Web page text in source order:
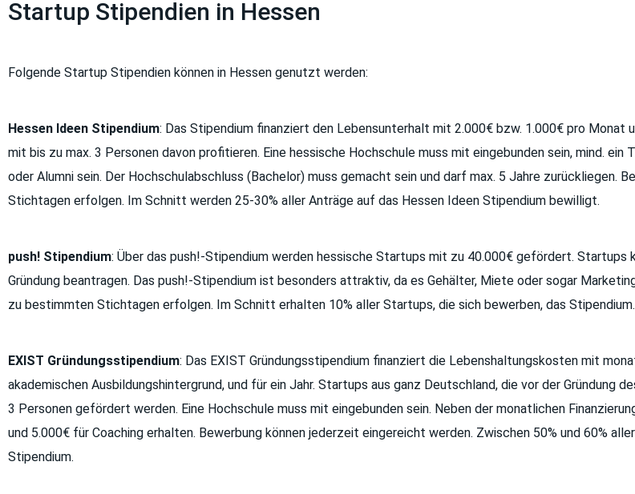
Startup Stipendien in Hessen
Folgende Startup Stipendien können in Hessen genutzt werden:
Hessen Ideen Stipendium: Das Stipendium finanziert den Lebensunterhalt mit 2.000€ bzw. 1.000€ pro Monat
mit bis zu max. 3 Personen davon profitieren. Eine hessische Hochschule muss mit eingebunden sein, mind.
oder Alumni sein. Der Hochschulabschluss (Bachelor) muss gemacht sein und darf max. 5 Jahre zurückliegen.
Stichtagen erfolgen. Im Schnitt werden 25-30% aller Anträge auf das Hessen Ideen Stipendium bewilligt.
push! Stipendium: Über das push!-Stipendium werden hessische Startups mit zu 40.000€ gefördert. Startups
Gründung beantragen. Das push!-Stipendium ist besonders attraktiv, da es Gehälter, Miete oder sogar
zu bestimmten Stichtagen erfolgen. Im Schnitt erhalten 10% aller Startups, die sich bewerben, das Stipendium.
EXIST Gründungsstipendium: Das EXIST Gründungsstipendium finanziert die Lebenshaltungskosten mit
akademischen Ausbildungshintergrund, und für ein Jahr. Startups aus ganz Deutschland, die vor der Gründung
3 Personen gefördert werden. Eine Hochschule muss mit eingebunden sein. Neben der monatlichen
und 5.000€ für Coaching erhalten. Bewerbung können jederzeit eingereicht werden. Zwischen 50% und 60%
Stipendium.